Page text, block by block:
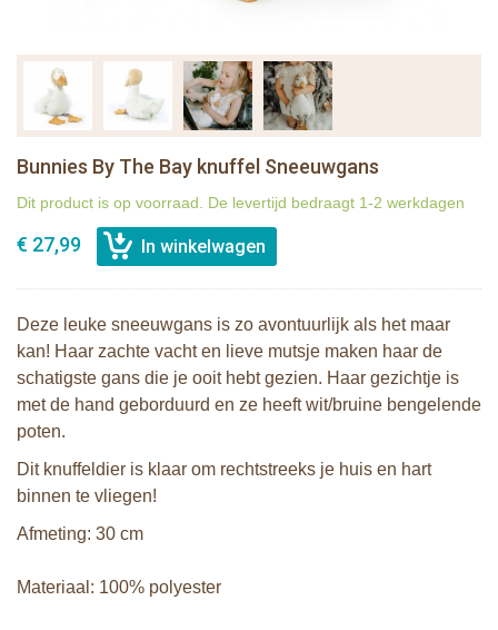
Bunnies By The Bay knuffel Sneeuwgans
Dit product is op voorraad. De levertijd bedraagt 1-2 werkdagen
€ 27,99
Deze leuke sneeuwgans is zo avontuurlijk als het maar
kan! Haar zachte vacht en lieve mutsje maken haar de
schatigste gans die je ooit hebt gezien. Haar gezichtje is
met de hand geborduurd en ze heeft wit/bruine bengelende
poten.
Dit knuffeldier is klaar om rechtstreeks je huis en hart
binnen te vliegen!
Afmeting: 30 cm
Materiaal: 100% polyester